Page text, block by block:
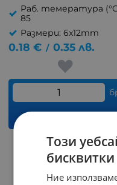
Раб. темература
85
Размери: 6x12mm
0.18 € / 0.35 лв.
Този
бисквитки
Ние